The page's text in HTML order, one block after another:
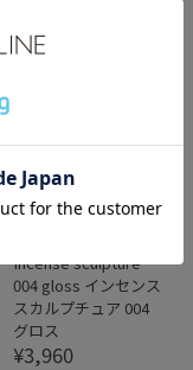
Incense sculpture
004 gloss インセンス
スカルプチュア 004
グロス
¥3,960